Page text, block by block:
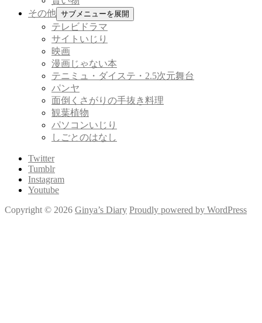
その他 サブメニューを展開
テレビドラマ
サイトいじり
映画
漫画じゃない本
テニミュ・ダイステ・2.5次元舞台
パンヤ
面倒くさがりの手抜き料理
観葉植物
パソコンいじり
しごとのはなし
Twitter
Tumblr
Instagram
Youtube
Copyright © 2026 Ginya’s Diary Proudly powered by WordPress